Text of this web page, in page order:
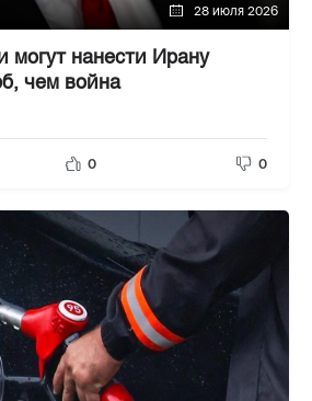
28 июля 2026
могут нанести Ирану
чем война
0 0